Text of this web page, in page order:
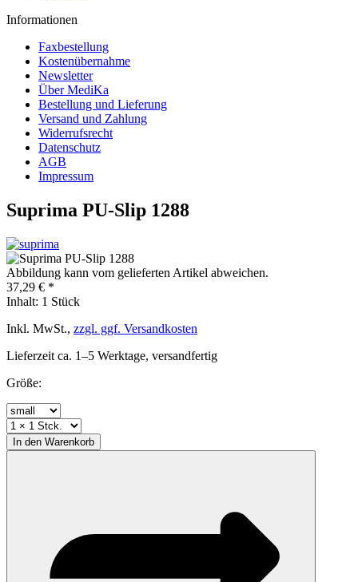
Informationen
Faxbestellung
Kostenübernahme
Newsletter
Über MediKa
Bestellung und Lieferung
Versand und Zahlung
Widerrufsrecht
Datenschutz
AGB
Impressum
Suprima PU-Slip 1288
Abbildung kann vom gelieferten Artikel abweichen.
37,29 € *
Inhalt: 1 Stück
Inkl. MwSt., zzgl. ggf. Versandkosten
Lieferzeit ca. 1–5 Werktage, versandfertig
Größe:
In den Warenkorb